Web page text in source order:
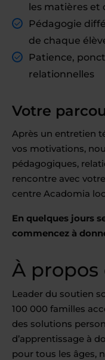
les matières et
Pédagogie
de chaque
Patience,
relationnelles
Votre
Après un entretien
vos motivations,
pédagogiques,
rencontre avec
centre Acadomia
En quelques jours
commencez à
À propos
Leader du soutien
100 000 familles
des solutions
d’apprentissage à
pour tous les âges,